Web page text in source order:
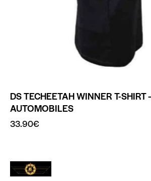
DS TECHEETAH WINNER T-SHIRT
AUTOMOBILES
33.90€